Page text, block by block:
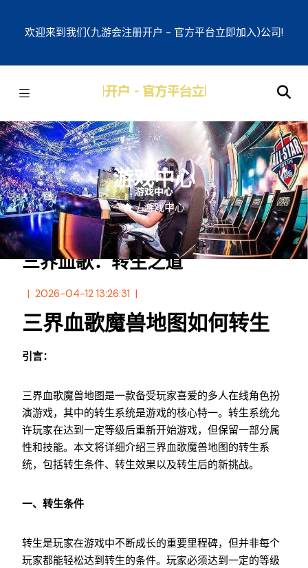
欢迎来到我们(九游会注册开户 - 官方平台立即加入)公司!
游戏中心
/ 游戏中心
三界血歌：转生之道
2026-04-12 13:26:31
三界血歌魔兽地图如何转生
引言：
三界血歌魔兽地图是一款备受玩家喜爱的多人在线角色扮
演游戏，其中的转生系统是游戏的核心特一。转生系统允
许玩家在达到一定等级后重新开始游戏，但保留一部分属
性和技能。本文将详细介绍三界血歌魔兽地图的转生系
统，包括转生条件、转生效果以及转生后的新挑战。
一、转生条件
转生是玩家在游戏中不断成长的重要里程碑，但并非每个
玩家都能轻松达到转生的条件。玩家必须达到一定的等级